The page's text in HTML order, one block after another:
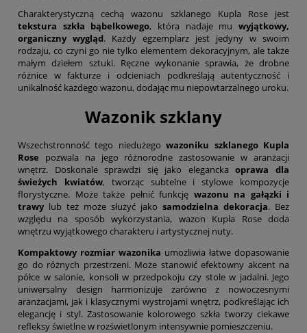
Charakterystyczną cechą wazonu szklanego Kupla Rose jest
tekstura szkła bąbelkowego, która nadaje muwyjątkowy,
organiczny wygląd. Każdy egzemplarz jest jedyny w swoim
rodzaju, co czyni go nie tylko elementem dekoracyjnym, ale także
małym dziełem sztuki. Ręczne wykonanie sprawia, że drobne
różnice w fakturze i odcieniach podkreślają autentyczność i
unikalność każdego wazonu, dodając mu niepowtarzalnego uroku.
Wazonik szklany
Wszechstronność tego niedużegowazoniku szklanego Kupla
Rose pozwala na jego różnorodne zastosowanie w aranżacji
wnętrz. Doskonale sprawdzi się jako eleganckaoprawa dla
świeżych kwiatów, tworząc subtelne i stylowe kompozycje
florystyczne. Może także pełnić funkcję wazonu na gałązki i
trawylub też może służyć jako samodzielna dekoracja. Bez
względu na sposób wykorzystania, wazon Kupla Rose doda
wnętrzu wyjątkowego charakteru i artystycznej nuty.
Kompaktowy rozmiar wazonika umożliwia łatwe dopasowanie
go do różnych przestrzeni. Może stanowić efektowny akcent na
półce w salonie, konsoli w przedpokoju czy stole w jadalni. Jego
uniwersalny design harmonizuje zarówno z nowoczesnymi
aranżacjami, jak i klasycznymi wystrojami wnętrz, podkreślając ich
elegancję i styl. Zastosowanie kolorowego szkła tworzy ciekawe
refleksy świetlne w rozświetlonym intensywnie pomieszczeniu.